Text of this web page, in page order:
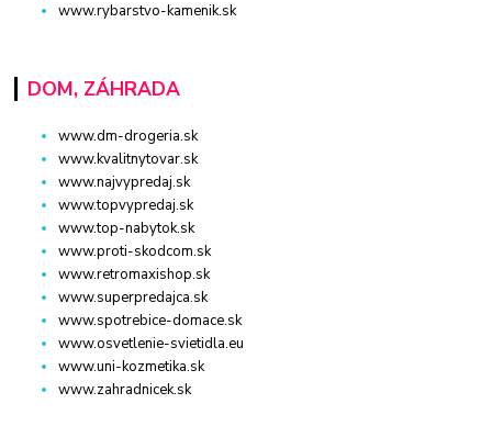
www.rybarstvo-kamenik.sk
DOM, ZÁHRADA
www.dm-drogeria.sk
www.kvalitnytovar.sk
www.najvypredaj.sk
www.topvypredaj.sk
www.top-nabytok.sk
www.proti-skodcom.sk
www.retromaxishop.sk
www.superpredajca.sk
www.spotrebice-domace.sk
www.osvetlenie-svietidla.eu
www.uni-kozmetika.sk
www.zahradnicek.sk